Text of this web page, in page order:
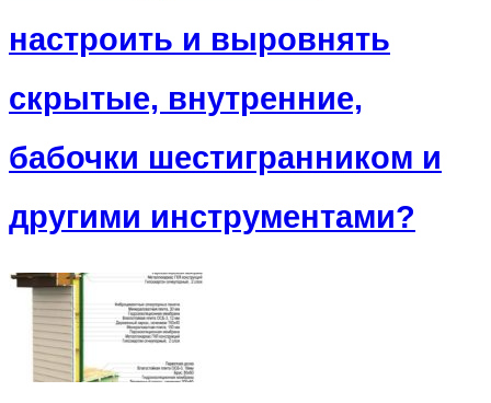
настроить и выровнять
скрытые, внутренние,
бабочки шестигранником и
другими инструментами?